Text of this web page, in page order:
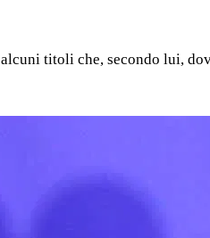
titoli che, secondo lui,